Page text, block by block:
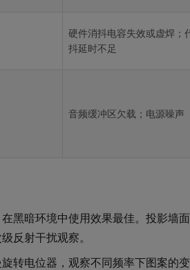
硬件消抖电容失效或虚焊；
抖延时不足
音频缓冲区欠载；电源噪声
在黑暗环境中使用效果最佳。投影墙
反射干扰观察。
旋转电位器，观察不同频率下图案的